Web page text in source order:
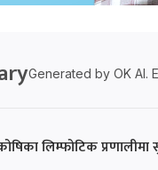
Generated by OK AI.
लिम्फोटिक